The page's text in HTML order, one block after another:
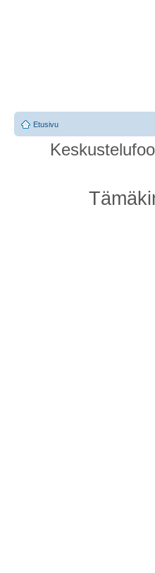
Etusivu